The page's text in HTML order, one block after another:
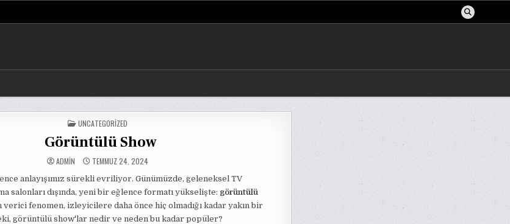
POSTED
IN
UNCATEGORIZED
Görüntülü Show
ADMIN TEMMUZ 24, 2024
anlayışımız sürekli evriliyor. Günümüzde, geleneksel TV
salonları dışında, yeni bir eğlence formatı yükselişte: görüntülü
verici fenomen, izleyicilere daha önce hiç olmadığı kadar yakın bir
görüntülü show'lar nedir ve neden bu kadar popüler?